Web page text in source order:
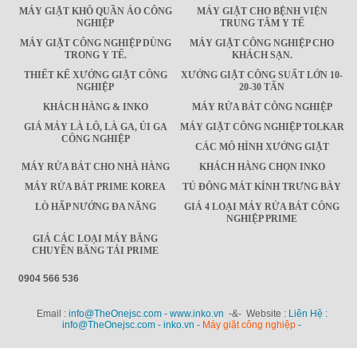
MÁY GIẶT KHÔ QUẦN ÁO CÔNG
NGHIỆP
MÁY GIẶT CHO BỆNH VIỆN
TRUNG TÂM Y TẾ
MÁY GIẶT CÔNG NGHIỆP DÙNG
TRONG Y TẾ.
MÁY GIẶT CÔNG NGHIỆP CHO
KHÁCH SẠN.
THIẾT KẾ XƯỞNG GIẶT CÔNG
NGHIỆP
XƯỞNG GIẶT CÔNG SUẤT LỚN 10-
20-30 TẤN
KHÁCH HÀNG & INKO
MÁY RỬA BÁT CÔNG NGHIỆP
GIÁ MÁY LÀ LÔ, LÀ GA, ỦI GA
CÔNG NGHIỆP
MÁY GIẶT CÔNG NGHIỆP TOLKAR
CÁC MÔ HÌNH XƯỞNG GIẶT
MÁY RỬA BÁT CHO NHÀ HÀNG
KHÁCH HÀNG CHỌN INKO
MÁY RỬA BÁT PRIME KOREA
TỦ ĐÔNG MÁT KÍNH TRƯNG BÀY
LÒ HẤP NƯỚNG ĐA NĂNG
GIÁ 4 LOẠI MÁY RỬA BÁT CÔNG
NGHIỆP PRIME
GIÁ CÁC LOẠI MÁY BĂNG
CHUYỀN BĂNG TẢI PRIME
0904 566 536
Email : info@TheOnejsc.com - www.inko.vn -&- Website : Liên Hệ :
info@TheOnejsc.com - inko.vn - Máy giặt công nghiệp -